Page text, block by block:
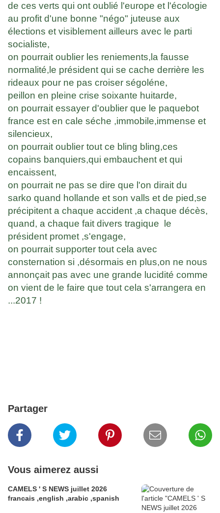
de ces verts qui ont oublié l'europe et l'écologie
au profit d'une bonne "négo" juteuse aux
élections et visiblement ailleurs avec le parti
socialiste,
on pourrait oublier les reniements,la fausse
normalité,le président qui se cache derrière les
rideaux pour ne pas croiser ségoléne,
peillon en pleine crise soixante huitarde,
on pourrait essayer d'oublier que le paquebot
france est en cale séche ,immobile,immense et
silencieux,
on pourrait oublier tout ce bling bling,ces
copains banquiers,qui embauchent et qui
encaissent,
on pourrait ne pas se dire que l'on dirait du
sarko quand hollande et son valls et de pied,se
précipitent a chaque accident ,a chaque décès,
quand, a chaque fait divers tragique le
président promet ,s'engage,
on pourrait supporter tout cela avec
consternation si ,désormais en plus,on ne nous
annonçait pas avec une grande lucidité comme
on vient de le faire que tout cela s'arrangera en
...2017 !
Partager
Vous aimerez aussi
CAMELS ' S NEWS juillet 2026
francais ,english ,arabic ,spanish